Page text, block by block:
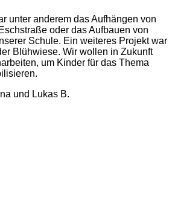
unter anderem das Aufhängen von
oder das Aufbauen von
Schule. Ein weiteres Projekt war
Blühwiese. Wir wollen in Zukunft
um Kinder für das Thema
und Lukas B.